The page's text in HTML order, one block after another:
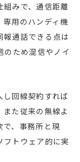
みで、通信距離
用のハンディ機
通話できる点は
のため混信やノイ
回線契約すれば
た従来の無線よ
で、事務所と現
フトウェア的に実